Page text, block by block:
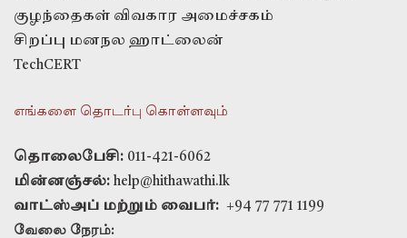
குழந்தைகள் விவகார அமைச்சகம்
சிறப்பு மனநல ஹாட்லைன்
TechCERT
எங்களை தொடர்பு கொள்ளவும்
தொலைபேசி: 011-421-6062
மின்னஞ்சல்: help@hithawathi.lk
வாட்ஸ்அப் மற்றும் வைபர்: +94 77 771 1199
வேலை நேரம்: